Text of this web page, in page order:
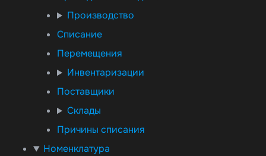
Производство
Списание
Перемещения
Инвентаризации
Поставщики
Склады
Причины списания
Номенклатура